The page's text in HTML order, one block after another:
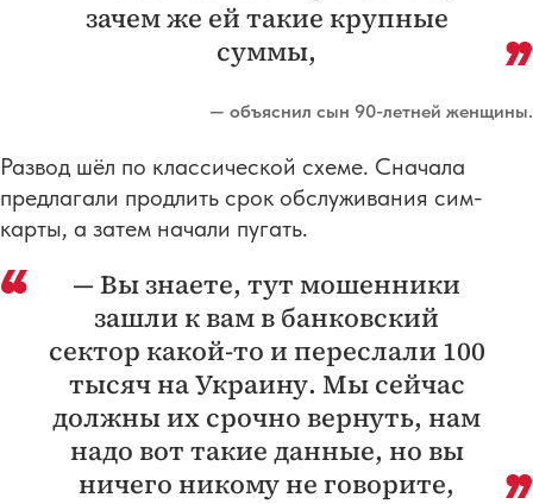
зачем же ей такие крупные
суммы,
— объяснил сын 90-летней женщины.
Развод шёл по классической схеме. Сначала
предлагали продлить срок обслуживания сим-
карты, а затем начали пугать.
— Вы знаете, тут мошенники
зашли к вам в банковский
сектор какой-то и переслали 100
тысяч на Украину. Мы сейчас
должны их срочно вернуть, нам
надо вот такие данные, но вы
ничего никому не говорите,